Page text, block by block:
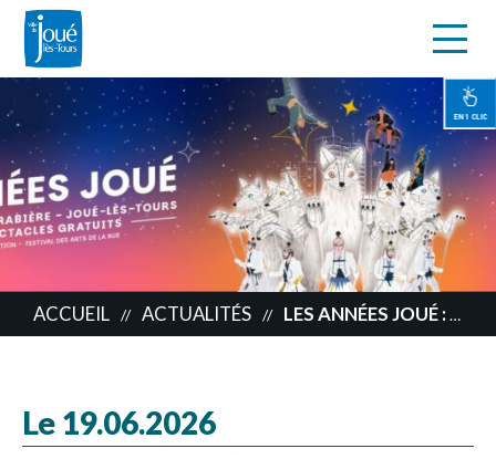
Aller
contenu
principal
EN 1 CLIC
ACCUEIL // ACTUALITÉS // LES ANNÉES JOUÉ : VOTRE AVIS NOUS INTÉRESSE
Le 19.06.2026